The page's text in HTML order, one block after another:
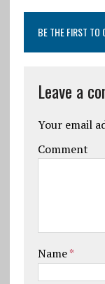
BE THE FIRST TO
Leave a
Your email
Comment
Name*